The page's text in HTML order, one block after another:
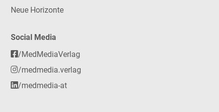
Neue Horizonte
Social Media
/MedMediaVerlag
/medmedia.verlag
/medmedia-at